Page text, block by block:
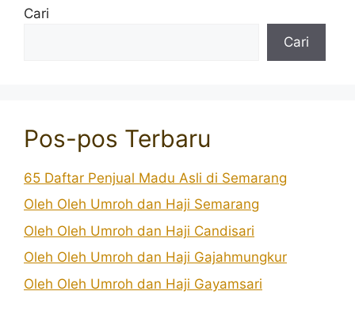
Cari
Cari
Pos-pos Terbaru
65 Daftar Penjual Madu Asli di Semarang
Oleh Oleh Umroh dan Haji Semarang
Oleh Oleh Umroh dan Haji Candisari
Oleh Oleh Umroh dan Haji Gajahmungkur
Oleh Oleh Umroh dan Haji Gayamsari